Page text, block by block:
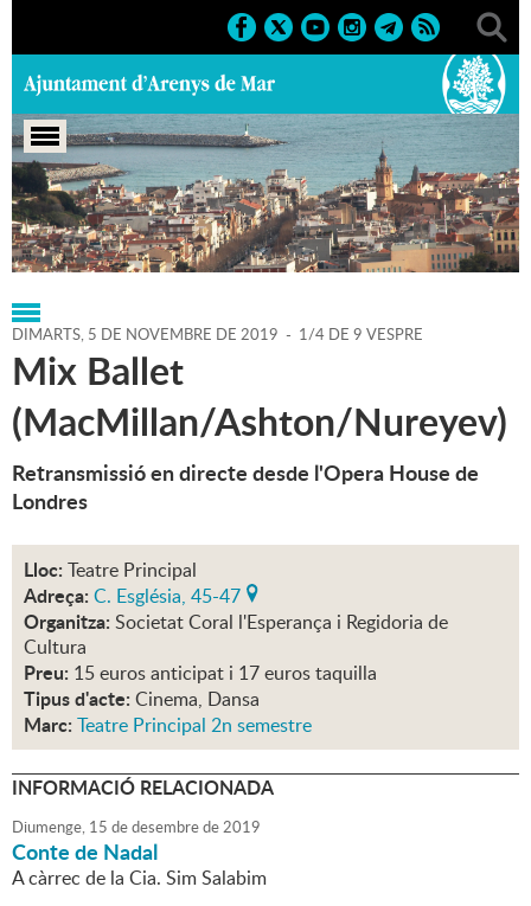
Portada > Regidories > Cultura > Agenda > 05-11-2019
DIMARTS, 5 DE NOVEMBRE DE 2019 - 1/4 DE 9 VESPRE
Mix Ballet
(MacMillan/Ashton/Nureyev)
Retransmissió en directe desde l'Opera House de
Londres
Lloc: Teatre Principal
Adreça: C. Església, 45-47
Organitza: Societat Coral l'Esperança i Regidoria de
Cultura
Preu: 15 euros anticipat i 17 euros taquilla
Tipus d'acte: Cinema, Dansa
Marc: Teatre Principal 2n semestre
INFORMACIÓ RELACIONADA
Diumenge, 15 dedesembrede2019
Conte de Nadal
A càrrec de la Cia. Sim Salabim